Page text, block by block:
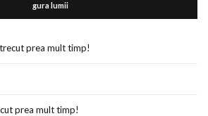
gura lumii
prea mult timp!
prea mult timp!